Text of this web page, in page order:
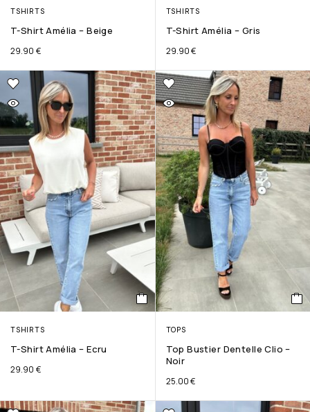
TSHIRTS
T-Shirt Amélia – Beige
29.90 €
TSHIRTS
T-Shirt Amélia – Gris
29.90€
TSHIRTS
T-Shirt Amélia – Ecru
29.90 €
TOPS
Top Bustier Dentelle Clio –
Noir
25.00€